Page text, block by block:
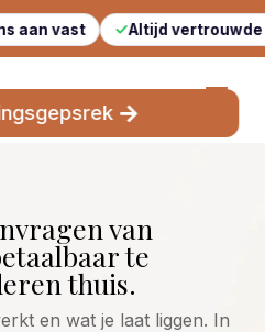
Altijd vertrouwde gezichten
van
te
thuis.
en wat je laat liggen. In